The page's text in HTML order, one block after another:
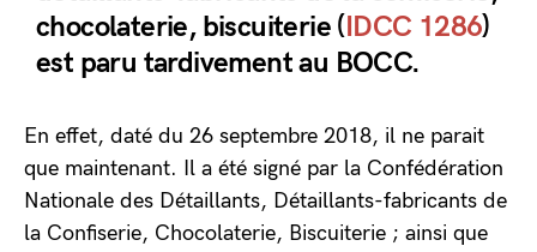
chocolaterie, biscuiterie (IDCC 1286)
est paru tardivement au BOCC.
En effet, daté du 26 septembre 2018, il ne parait
que maintenant. Il a été signé par la Confédération
Nationale des Détaillants, Détaillants-fabricants de
la Confiserie, Chocolaterie, Biscuiterie ; ainsi que